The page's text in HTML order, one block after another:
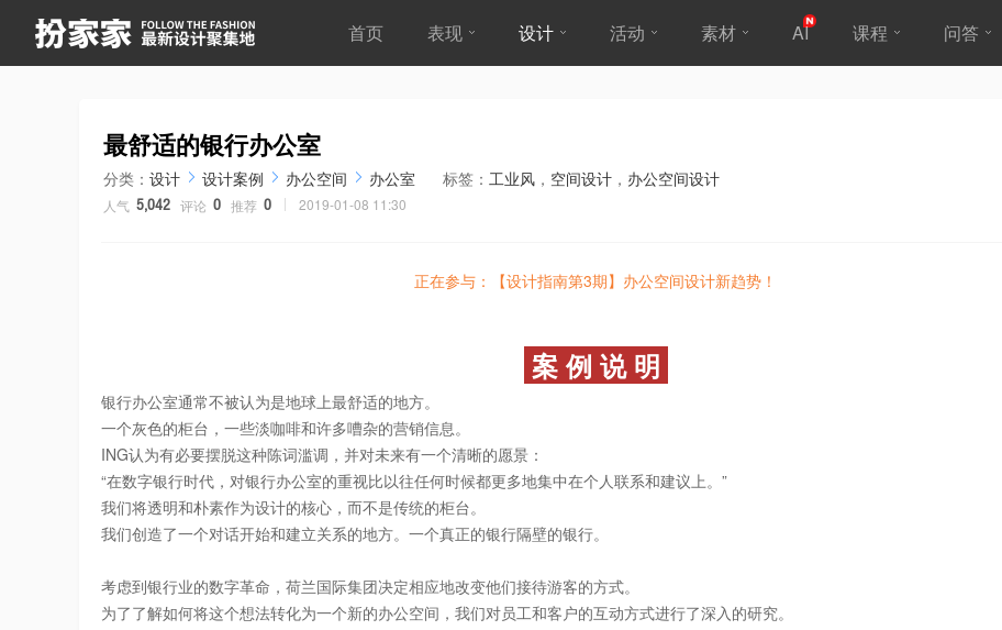
首页 表现 设计 活动 素材 AI 课程 问答
最舒适的银行办公室
分类： 设计 设计案例 办公空间 办公室 标签： 工业风 ， 空间设计 ， 办公空间设计
人气 5,042 评论 0 推荐 0 2019-01-08 11:30
正在参与：【设计指南第3期】办公空间设计新趋势！
案 例 说 明
银行办公室通常不被认为是地球上最舒适的地方。
一个灰色的柜台，一些淡咖啡和许多嘈杂的营销信息。
ING认为有必要摆脱这种陈词滥调，并对未来有一个清晰的愿景：
“在数字银行时代，对银行办公室的重视比以往任何时候都更多地集中在个人联系和建议上。”
我们将透明和朴素作为设计的核心，而不是传统的柜台。
我们创造了一个对话开始和建立关系的地方。一个真正的银行隔壁的银行。
考虑到银行业的数字革命，荷兰国际集团决定相应地改变他们接待游客的方式。
为了了解如何将这个想法转化为一个新的办公空间，我们对员工和客户的互动方式进行了深入的研究。